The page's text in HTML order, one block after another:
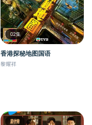
02集
香港探秘地图国语
黎耀祥
剧情